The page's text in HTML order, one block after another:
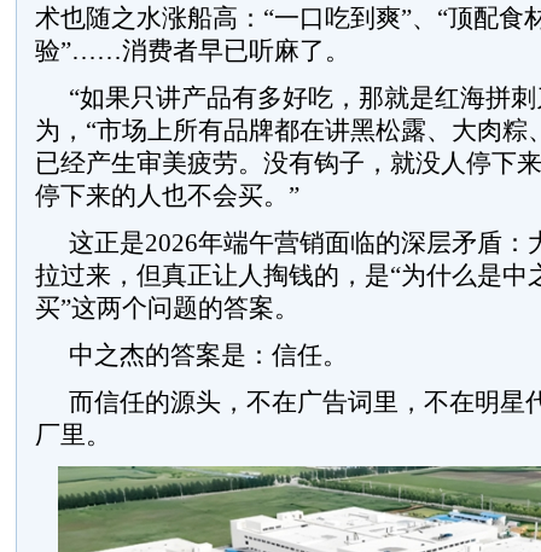
术也随之水涨船高：“一口吃到爽”、“顶配食
验”……消费者早已听麻了。
“如果只讲产品有多好吃，那就是红海拼
为，“市场上所有品牌都在讲黑松露、大肉粽
已经产生审美疲劳。没有钩子，就没人停下
停下来的人也不会买。”
这正是2026年端午营销面临的深层矛盾：
拉过来，但真正让人掏钱的，是“为什么是中
买”这两个问题的答案。
中之杰的答案是：信任。
而信任的源头，不在广告词里，不在明星
厂里。